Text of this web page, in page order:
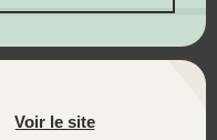
Voir le site